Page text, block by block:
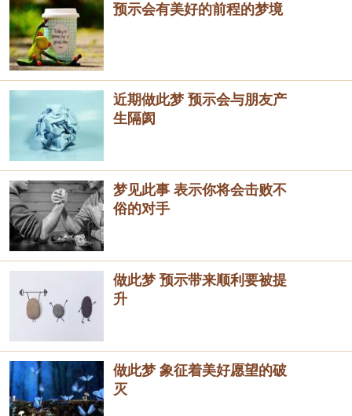
预示会有美好的前程的梦境
近期做此梦 预示会与朋友产
生隔阂
梦见此事 表示你将会击败不
俗的对手
做此梦 预示带来顺利要被提
升
做此梦 象征着美好愿望的破
灭